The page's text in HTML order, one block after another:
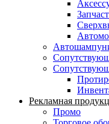
Рекламная
Промо